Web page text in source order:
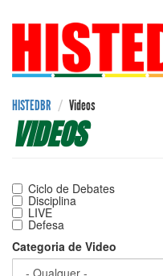
Pular
conteúdo
HISTEDBR Videos
VIDEOS
Ciclo de Debates
Disciplina
LIVE
Defesa
Categoria de Video